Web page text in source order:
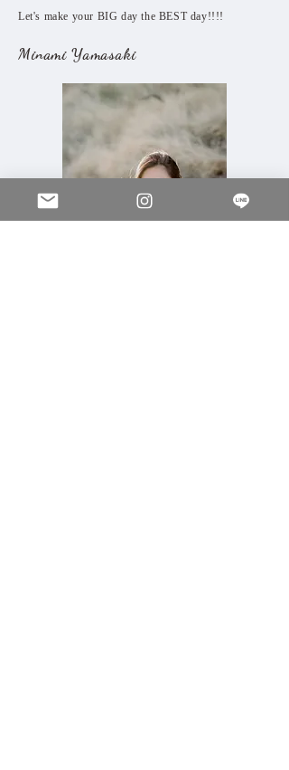
Let's make your BIG day the BEST day!!!! ​
Minami Yamasaki